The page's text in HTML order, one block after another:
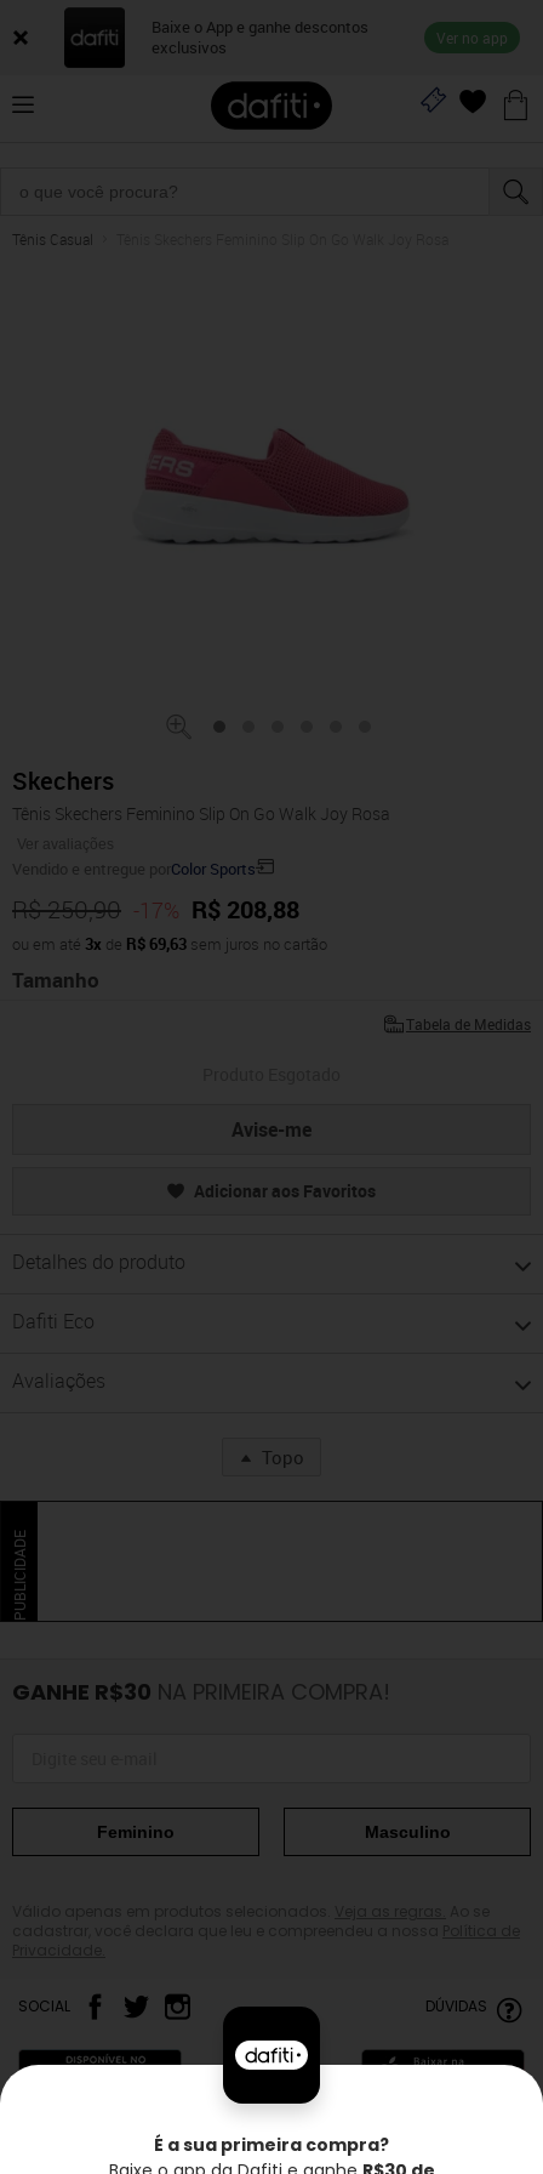
Baixe o App e ganhe descontos
exclusivos
Ver no app
Tênis Casual
Skechers
Tênis Skechers Feminino Slip On Go Walk Joy Rosa
Ver avaliações
Vendido e entregue porColor Sports
R$ 250,90 -17% R$ 208,88
ou em até 3x de R$ 69,63 sem juros no cartão
Tamanho
Tabela de Medidas
Avise-me
Adicionar aos Favoritos
Detalhes do produto
Dafiti Eco
Avaliações
Topo
PUBLICIDADE
GANHE R$30 NA PRIMEIRA COMPRA!
Feminino Masculino
SOCIAL DÚVIDAS
É a sua primeira compra?